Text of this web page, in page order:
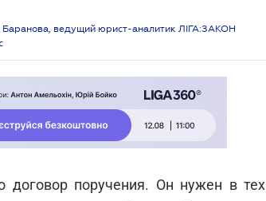
Баранова, ведущий юрист-аналитик ЛІГА:ЗАКОН
договор поручения. Он нужен в тех